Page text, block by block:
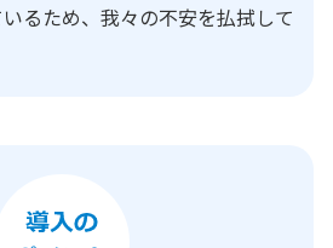
るため、我々の不安を払拭して